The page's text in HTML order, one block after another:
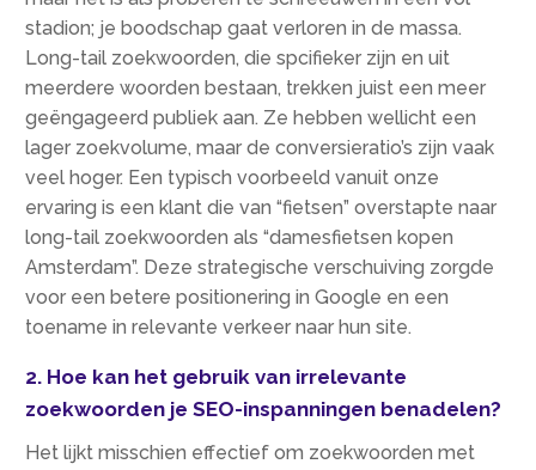
stadion; je boodschap gaat verloren in de massa.​
Long-tail zoekwoorden, die spcifieker zijn en uit
meerdere woorden bestaan, trekken juist een meer
geëngageerd publiek aan.​ Ze hebben wellicht een
lager zoekvolume, maar de conversieratio’s zijn vaak
veel hoger.​ Een typisch voorbeeld vanuit onze
ervaring is een klant die van “fietsen” overstapte naar
long-tail zoekwoorden als “damesfietsen kopen
Amsterdam”.​ Deze strategische verschuiving zorgde
voor een betere positionering in Google en een
toename in relevante verkeer naar hun site.​
2.​ Hoe kan het gebruik van irrelevante
zoekwoorden je SEO-inspanningen benadelen?
Het lijkt misschien effectief om zoekwoorden met